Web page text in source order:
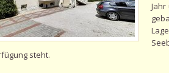
steht.